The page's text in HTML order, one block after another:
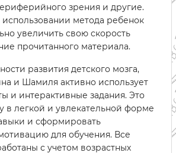
зрения и другие.
метода ребенок
увеличить свою скорость
прочитанного материала.
развития детского мозга,
и Шамиля активно использует
и интерактивные задания. Это
в легкой и увлекательной форме
и сформировать
для обучения. Все
с учетом возрастных